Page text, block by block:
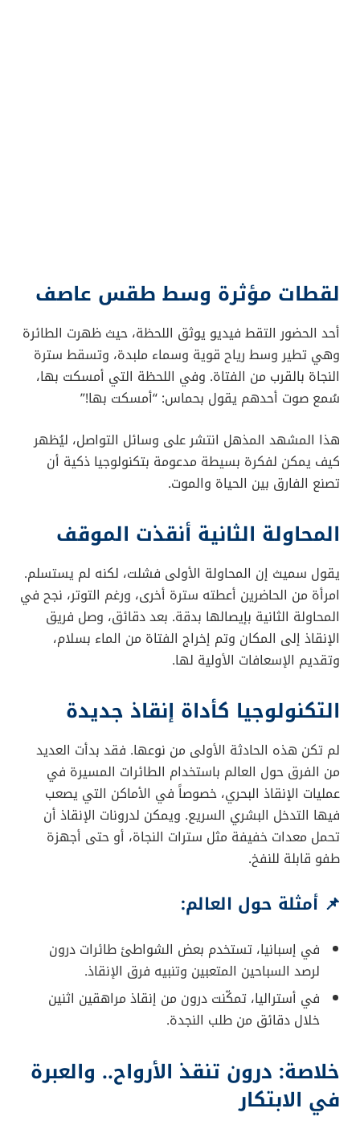
لقطات مؤثرة وسط طقس عاصف
أحد الحضور التقط فيديو يوثق اللحظة، حيث ظهرت الطائرة
وهي تطير وسط رياح قوية وسماء ملبدة، وتسقط سترة
النجاة بالقرب من الفتاة. وفي اللحظة التي أمسكت بها،
سُمع صوت أحدهم يقول بحماس: “أمسكت بها!”
هذا المشهد المذهل انتشر على وسائل التواصل، ليُظهر
كيف يمكن لفكرة بسيطة مدعومة بتكنولوجيا ذكية أن
تصنع الفارق بين الحياة والموت.
المحاولة الثانية أنقذت الموقف
يقول سميث إن المحاولة الأولى فشلت، لكنه لم يستسلم.
امرأة من الحاضرين أعطته سترة أخرى، ورغم التوتر، نجح في
المحاولة الثانية بإيصالها بدقة. بعد دقائق، وصل فريق
الإنقاذ إلى المكان وتم إخراج الفتاة من الماء بسلام،
وتقديم الإسعافات الأولية لها.
التكنولوجيا كأداة إنقاذ جديدة
لم تكن هذه الحادثة الأولى من نوعها. فقد بدأت العديد
من الفرق حول العالم باستخدام الطائرات المسيرة في
عمليات الإنقاذ البحري، خصوصاً في الأماكن التي يصعب
فيها التدخل البشري السريع. ويمكن لدرونات الإنقاذ أن
تحمل معدات خفيفة مثل سترات النجاة، أو حتى أجهزة
طفو قابلة للنفخ.
📌 أمثلة حول العالم:
في إسبانيا، تستخدم بعض الشواطئ طائرات درون
لرصد السباحين المتعبين وتنبيه فرق الإنقاذ.
في أستراليا، تمكّنت درون من إنقاذ مراهقين اثنين
خلال دقائق من طلب النجدة.
خلاصة: درون تنقذ الأرواح.. والعبرة
في الابتكار